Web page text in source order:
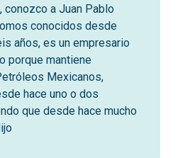
conozco a Juan Pablo
conocidos desde
años, es un empresario
porque mantiene
Mexicanos,
hace uno o dos
que desde hace mucho